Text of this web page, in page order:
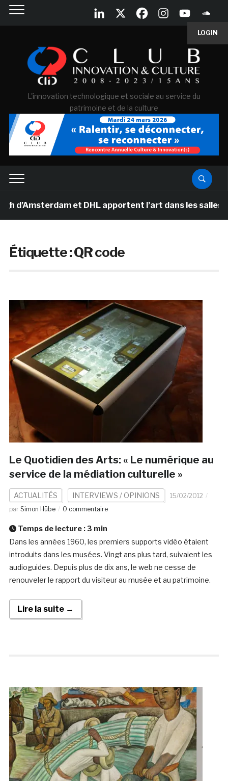
LOGIN
L'innovation technologique et sociale au service du
patrimoine et de la culture
et DHL apportent l’art dans les salles de
Étiquette :QR code
Le Quotidien des Arts: « Le numérique au
service de la médiation culturelle »
ACTUALITÉS INTERVIEWS / OPINIONS
15/02/2012
par Simon Hübe 0 commentaire
Temps de lecture : 3 min
Dans les années 1960, les premiers supports vidéo étaient
introduits dans les musées. Vingt ans plus tard, suivaient les
audioguides. Depuis plus de dix ans, le web ne cesse de
renouveler le rapport du visiteur au musée et au patrimoine.
Lire la suite →